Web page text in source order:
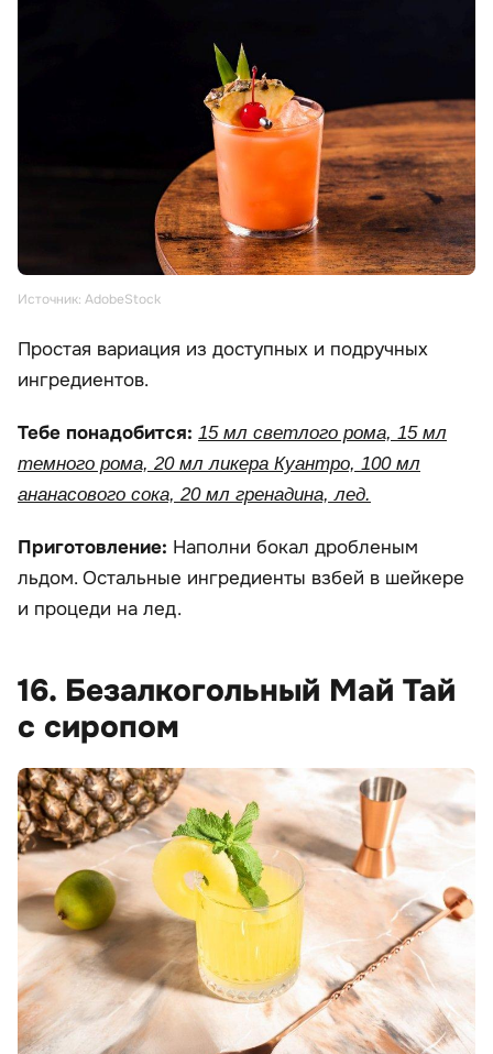
Источник: AdobeStock
Простая вариация из доступных и подручных
ингредиентов.
Тебе понадобится: 15 мл светлого рома, 15 мл
темного рома, 20 мл ликера Куантро, 100 мл
ананасового сока, 20 мл гренадина, лед.
Приготовление: Наполни бокал дробленым
льдом. Остальные ингредиенты взбей в шейкере
и процеди на лед.
16. Безалкогольный Май Тай
с сиропом